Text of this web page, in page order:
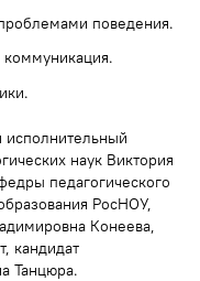
поведения.
коммуникация.
исполнительный
наук Виктория
педагогического
РосНОУ,
Конеева,
кандидат
Танцюра.